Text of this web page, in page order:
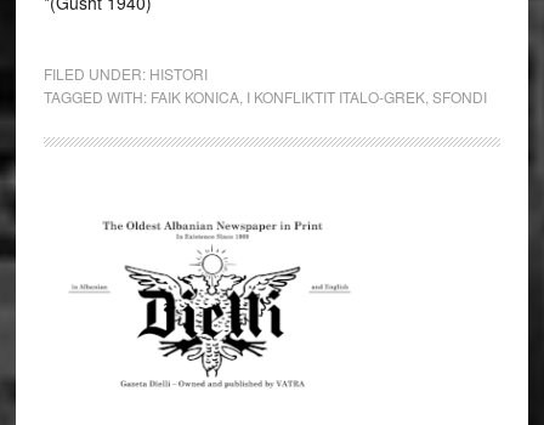
FILED UNDER: HISTORI
TAGGED WITH: FAIK KONICA, I KONFLIKTIT ITALO-GREK, SFONDI